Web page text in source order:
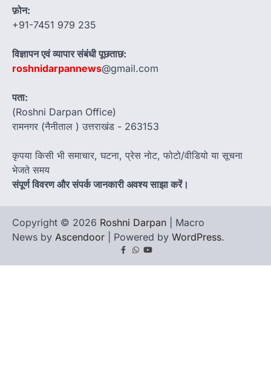
फ़ोन:
+91-7451 979 235
विज्ञापन एवं व्यापार संबंधी पूछताछ:
roshnidarpannews@gmail.com
पता:
(Roshni Darpan Office)
रामनगर (नैनीताल ) उत्तराखंड - 263153
कृपया किसी भी समाचार, घटना, प्रेस नोट, फोटो/वीडियो या सूचना
भेजते समय
संपूर्ण विवरण और संपर्क जानकारी अवश्य साझा करें।
Copyright © 2026 Roshni Darpan | Macro
News by Ascendoor | Powered by WordPress.
Facebook
Whatsapp
youtube